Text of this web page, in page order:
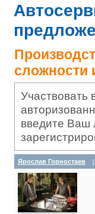
сложности
Участвовать
введите Ваш
Ярослав Горностаев